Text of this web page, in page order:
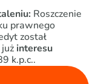
Roszczenie
prawnego
został
interesu
k.p.c..